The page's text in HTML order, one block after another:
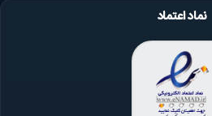
نماد اعتماد